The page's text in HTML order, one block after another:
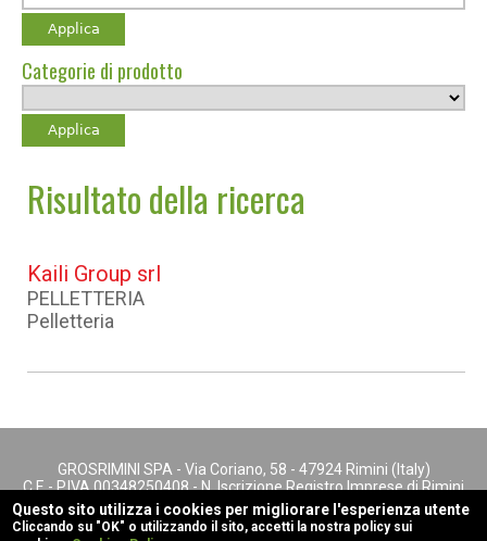
Categorie di prodotto
Risultato della ricerca
Kaili Group srl
PELLETTERIA
Pelletteria
GROSRIMINI SPA - Via Coriano, 58 - 47924 Rimini (Italy)
C.F. - P.IVA 00348250408 - N. Iscrizione Registro Imprese di Rimini
- REA n. 147622
Questo sito utilizza i cookies per migliorare l'esperienza utente
Cliccando su "OK" o utilizzando il sito, accetti la nostra policy sui